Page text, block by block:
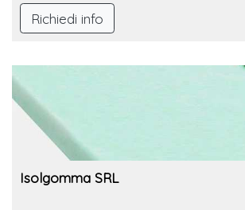
Richiedi info
Isolgomma SRL